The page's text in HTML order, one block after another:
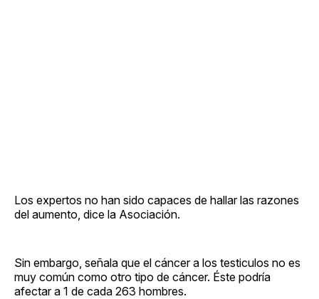
Los expertos no han sido capaces de hallar las razones
del aumento, dice la Asociación.
Sin embargo, señala que el cáncer a los testiculos no es
muy común como otro tipo de cáncer. Éste podría
afectar a 1 de cada 263 hombres.